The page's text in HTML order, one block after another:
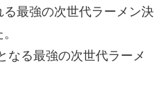
最強の次世代ラーメン決
なる最強の次世代ラーメ